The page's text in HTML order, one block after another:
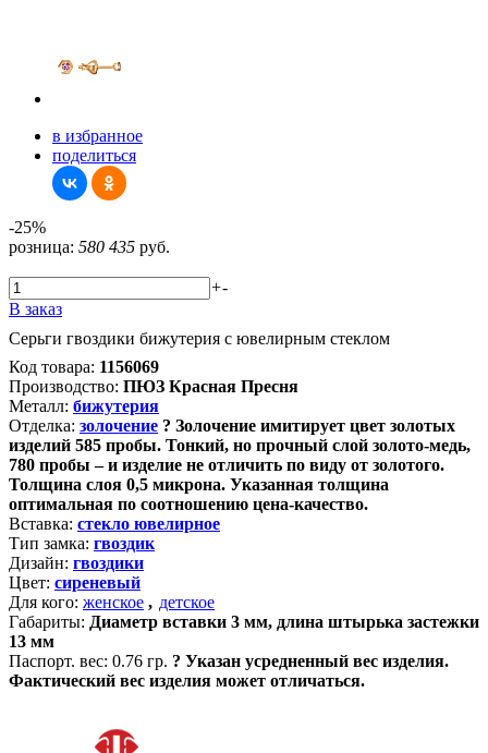
в избранное
поделиться
-25%
розница: 580 435 руб.
+-
В заказ
Серьги гвоздики бижутерия с ювелирным стеклом
Код товара: 1156069
Производство: ПЮЗ Красная Пресня
Металл: бижутерия
Отделка: золочение ? Золочение имитирует цвет золотых
изделий 585 пробы. Тонкий, но прочный слой золото-медь,
780 пробы – и изделие не отличить по виду от золотого.
Толщина слоя 0,5 микрона. Указанная толщина
оптимальная по соотношению цена-качество.
Вставка: стекло ювелирное
Тип замка: гвоздик
Дизайн: гвоздики
Цвет: сиреневый
Для кого: женское , детское
Габариты: Диаметр вставки 3 мм, длина штырька застежки
13 мм
Паспорт. вес: 0.76 гр. ? Указан усредненный вес изделия.
Фактический вес изделия может отличаться.